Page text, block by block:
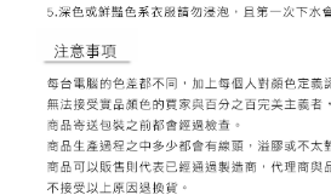
免運費
付款後門市自取
免運費
國家/地區配送